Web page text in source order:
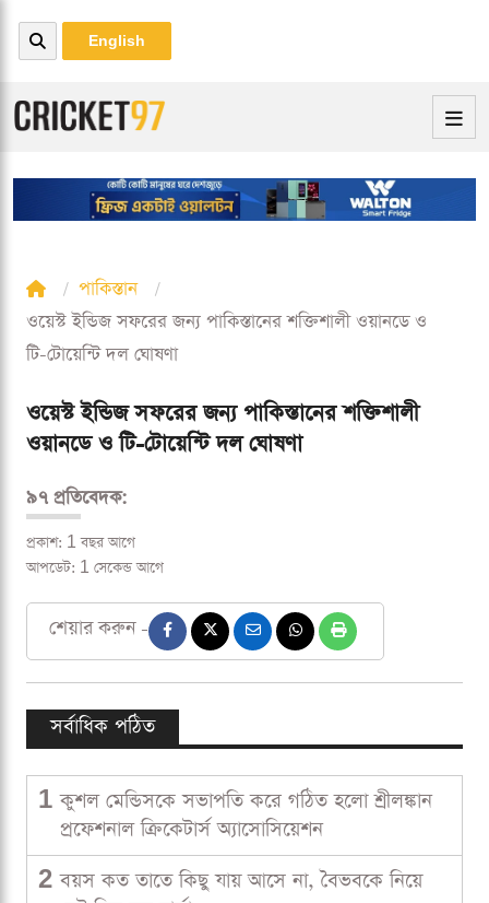
English
পাকিস্তান
ওয়েস্ট ইন্ডিজ সফরের জন্য পাকিস্তানের শক্তিশালী ওয়ানডে ও
টি-টোয়েন্টি দল ঘোষণা
ওয়েস্ট ইন্ডিজ সফরের জন্য পাকিস্তানের শক্তিশালী
ওয়ানডে ও টি-টোয়েন্টি দল ঘোষণা
৯৭ প্রতিবেদক:
প্রকাশ: 1 বছর আগে
আপডেট: 1 সেকেন্ড আগে
শেয়ার করুন -
সর্বাধিক পঠিত
1 কুশল মেন্ডিসকে সভাপতি করে গঠিত হলো শ্রীলঙ্কান
প্রফেশনাল ক্রিকেটার্স অ্যাসোসিয়েশন
2 বয়স কত তাতে কিছু যায় আসে না, বৈভবকে নিয়ে